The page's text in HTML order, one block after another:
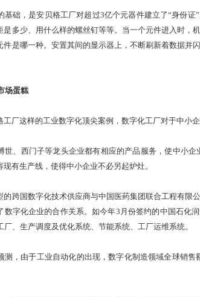
，是安贝格工厂对超过3亿个元器件建立了“身份证
是多少、用什么样的螺丝钉等等。当一个元件进入时，
件是哪一种。安置其间的显示器上，不断刷新着数据并
市场蛋糕
厂这样的工业数字化顶尖案例，数字化工厂对于中
、西门子等龙头企业都有相应的产品服务，使中小企
现有生产线，使得中小企业不必另起炉灶。
国数字化技术供应商与中国医药集团联合工程有限
数字化企业的合作关系。如今年3月份签约的中国石化
厂、生产调度及优化系统、节能系统、工厂运维系统
由于工业自动化的出现，数字化制造领域全球销售